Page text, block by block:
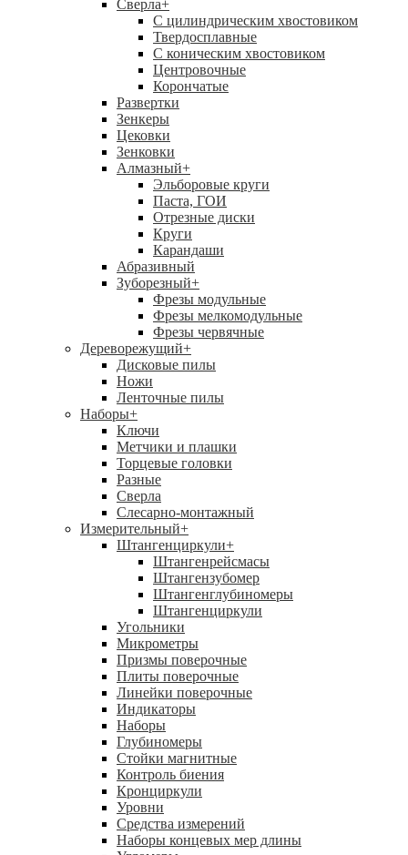
Сверла+
С цилиндрическим хвостовиком
Твердосплавные
С коническим хвостовиком
Центровочные
Корончатые
Развертки
Зенкеры
Цековки
Зенковки
Алмазный+
Эльборовые круги
Паста, ГОИ
Отрезные диски
Круги
Карандаши
Абразивный
Зуборезный+
Фрезы модульные
Фрезы мелкомодульные
Фрезы червячные
Дереворежущий+
Дисковые пилы
Ножи
Ленточные пилы
Наборы+
Ключи
Метчики и плашки
Торцевые головки
Разные
Сверла
Слесарно-монтажный
Измерительный+
Штангенциркули+
Штангенрейсмасы
Штангензубомер
Штангенглубиномеры
Штангенциркули
Угольники
Микрометры
Призмы поверочные
Плиты поверочные
Линейки поверочные
Индикаторы
Наборы
Глубиномеры
Стойки магнитные
Контроль биения
Кронциркули
Уровни
Средства измерений
Наборы концевых мер длины